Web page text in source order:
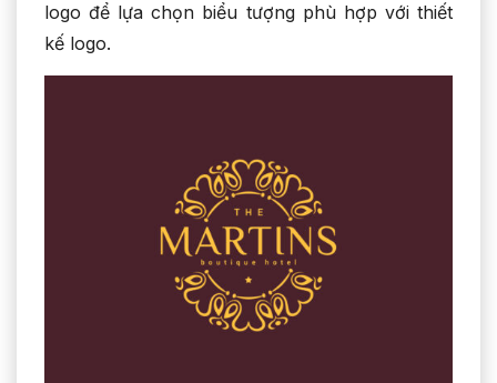
logo để lựa chọn biểu tượng phù hợp với thiết
kế logo.